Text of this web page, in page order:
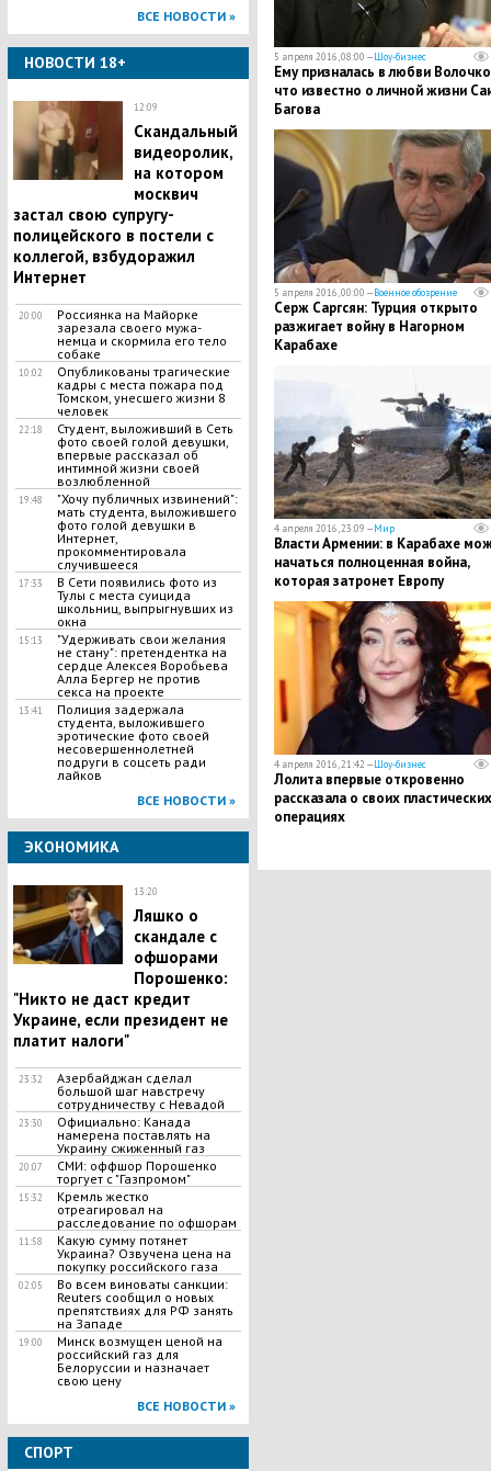
ВСЕ НОВОСТИ »
НОВОСТИ 18+
12:09
Скандальный
видеоролик,
на котором
москвич
застал свою супругу-
полицейского в постели с
коллегой, взбудоражил
Интернет
20:00
Россиянка на Майорке
зарезала своего мужа-
немца и скормила его тело
собаке
10:02
Опубликованы трагические
кадры с места пожара под
Томском, унесшего жизни 8
человек
22:18
Студент, выложивший в Сеть
фото своей голой девушки,
впервые рассказал об
интимной жизни своей
возлюбленной
19:48
"Хочу публичных извинений":
мать студента, выложившего
фото голой девушки в
Интернет,
прокомментировала
случившееся
17:33
В Сети появились фото из
Тулы с места суицида
школьниц, выпрыгнувших из
окна
15:13
"Удерживать свои желания
не стану": претендентка на
сердце Алексея Воробьева
Алла Бергер не против
секса на проекте
13:41
Полиция задержала
студента, выложившего
эротические фото своей
несовершеннолетней
подруги в соцсеть ради
лайков
ВСЕ НОВОСТИ »
ЭКОНОМИКА
13:20
Ляшко о
скандале с
офшорами
Порошенко:
"Никто не даст кредит
Украине, если президент не
платит налоги"
23:32
Азербайджан сделал
большой шаг навстречу
сотрудничеству с Невадой
23:30
Официально: Канада
намерена поставлять на
Украину сжиженный газ
20:07
СМИ: оффшор Порошенко
торгует с "Газпромом"
15:32
Кремль жестко
отреагировал на
расследование по офшорам
11:58
Какую сумму потянет
Украина? Озвучена цена на
покупку российского газа
02:05
Во всем виноваты санкции:
Reuters сообщил о новых
препятствиях для РФ занять
на Западе
19:00
Минск возмущен ценой на
российский газ для
Белоруссии и назначает
свою цену
ВСЕ НОВОСТИ »
СПОРТ
5 апреля 2016, 08:00 —Шоу-бизнес
Ему призналась в любви
что известно о личной жизни
Багова
5 апреля 2016, 00:00 —Военное обозрение
Серж Саргсян: Турция открыто
разжигает войну в Нагорном
Карабахе
4 апреля 2016, 23:09 —Мир
Власти Армении: в Карабахе
начаться полноценная война,
которая затронет Европу
4 апреля 2016, 21:42 —Шоу-бизнес
Лолита впервые откровенно
рассказала о своих пластических
операциях